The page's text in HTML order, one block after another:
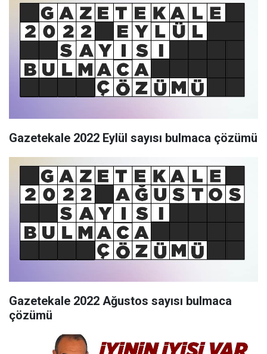
Gazetekale 2022 Eylül sayısı bulmaca çözümü
Gazetekale 2022 Ağustos sayısı bulmaca
çözümü